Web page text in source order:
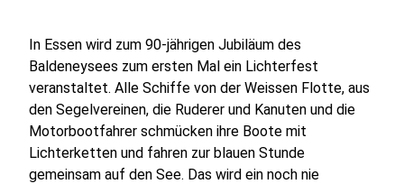
In Essen wird zum 90-jährigen Jubiläum des
Baldeneysees zum ersten Mal ein Lichterfest
veranstaltet. Alle Schiffe von der Weissen Flotte, aus
den Segelvereinen, die Ruderer und Kanuten und die
Motorbootfahrer schmücken ihre Boote mit
Lichterketten und fahren zur blauen Stunde
gemeinsam auf den See. Das wird ein noch nie